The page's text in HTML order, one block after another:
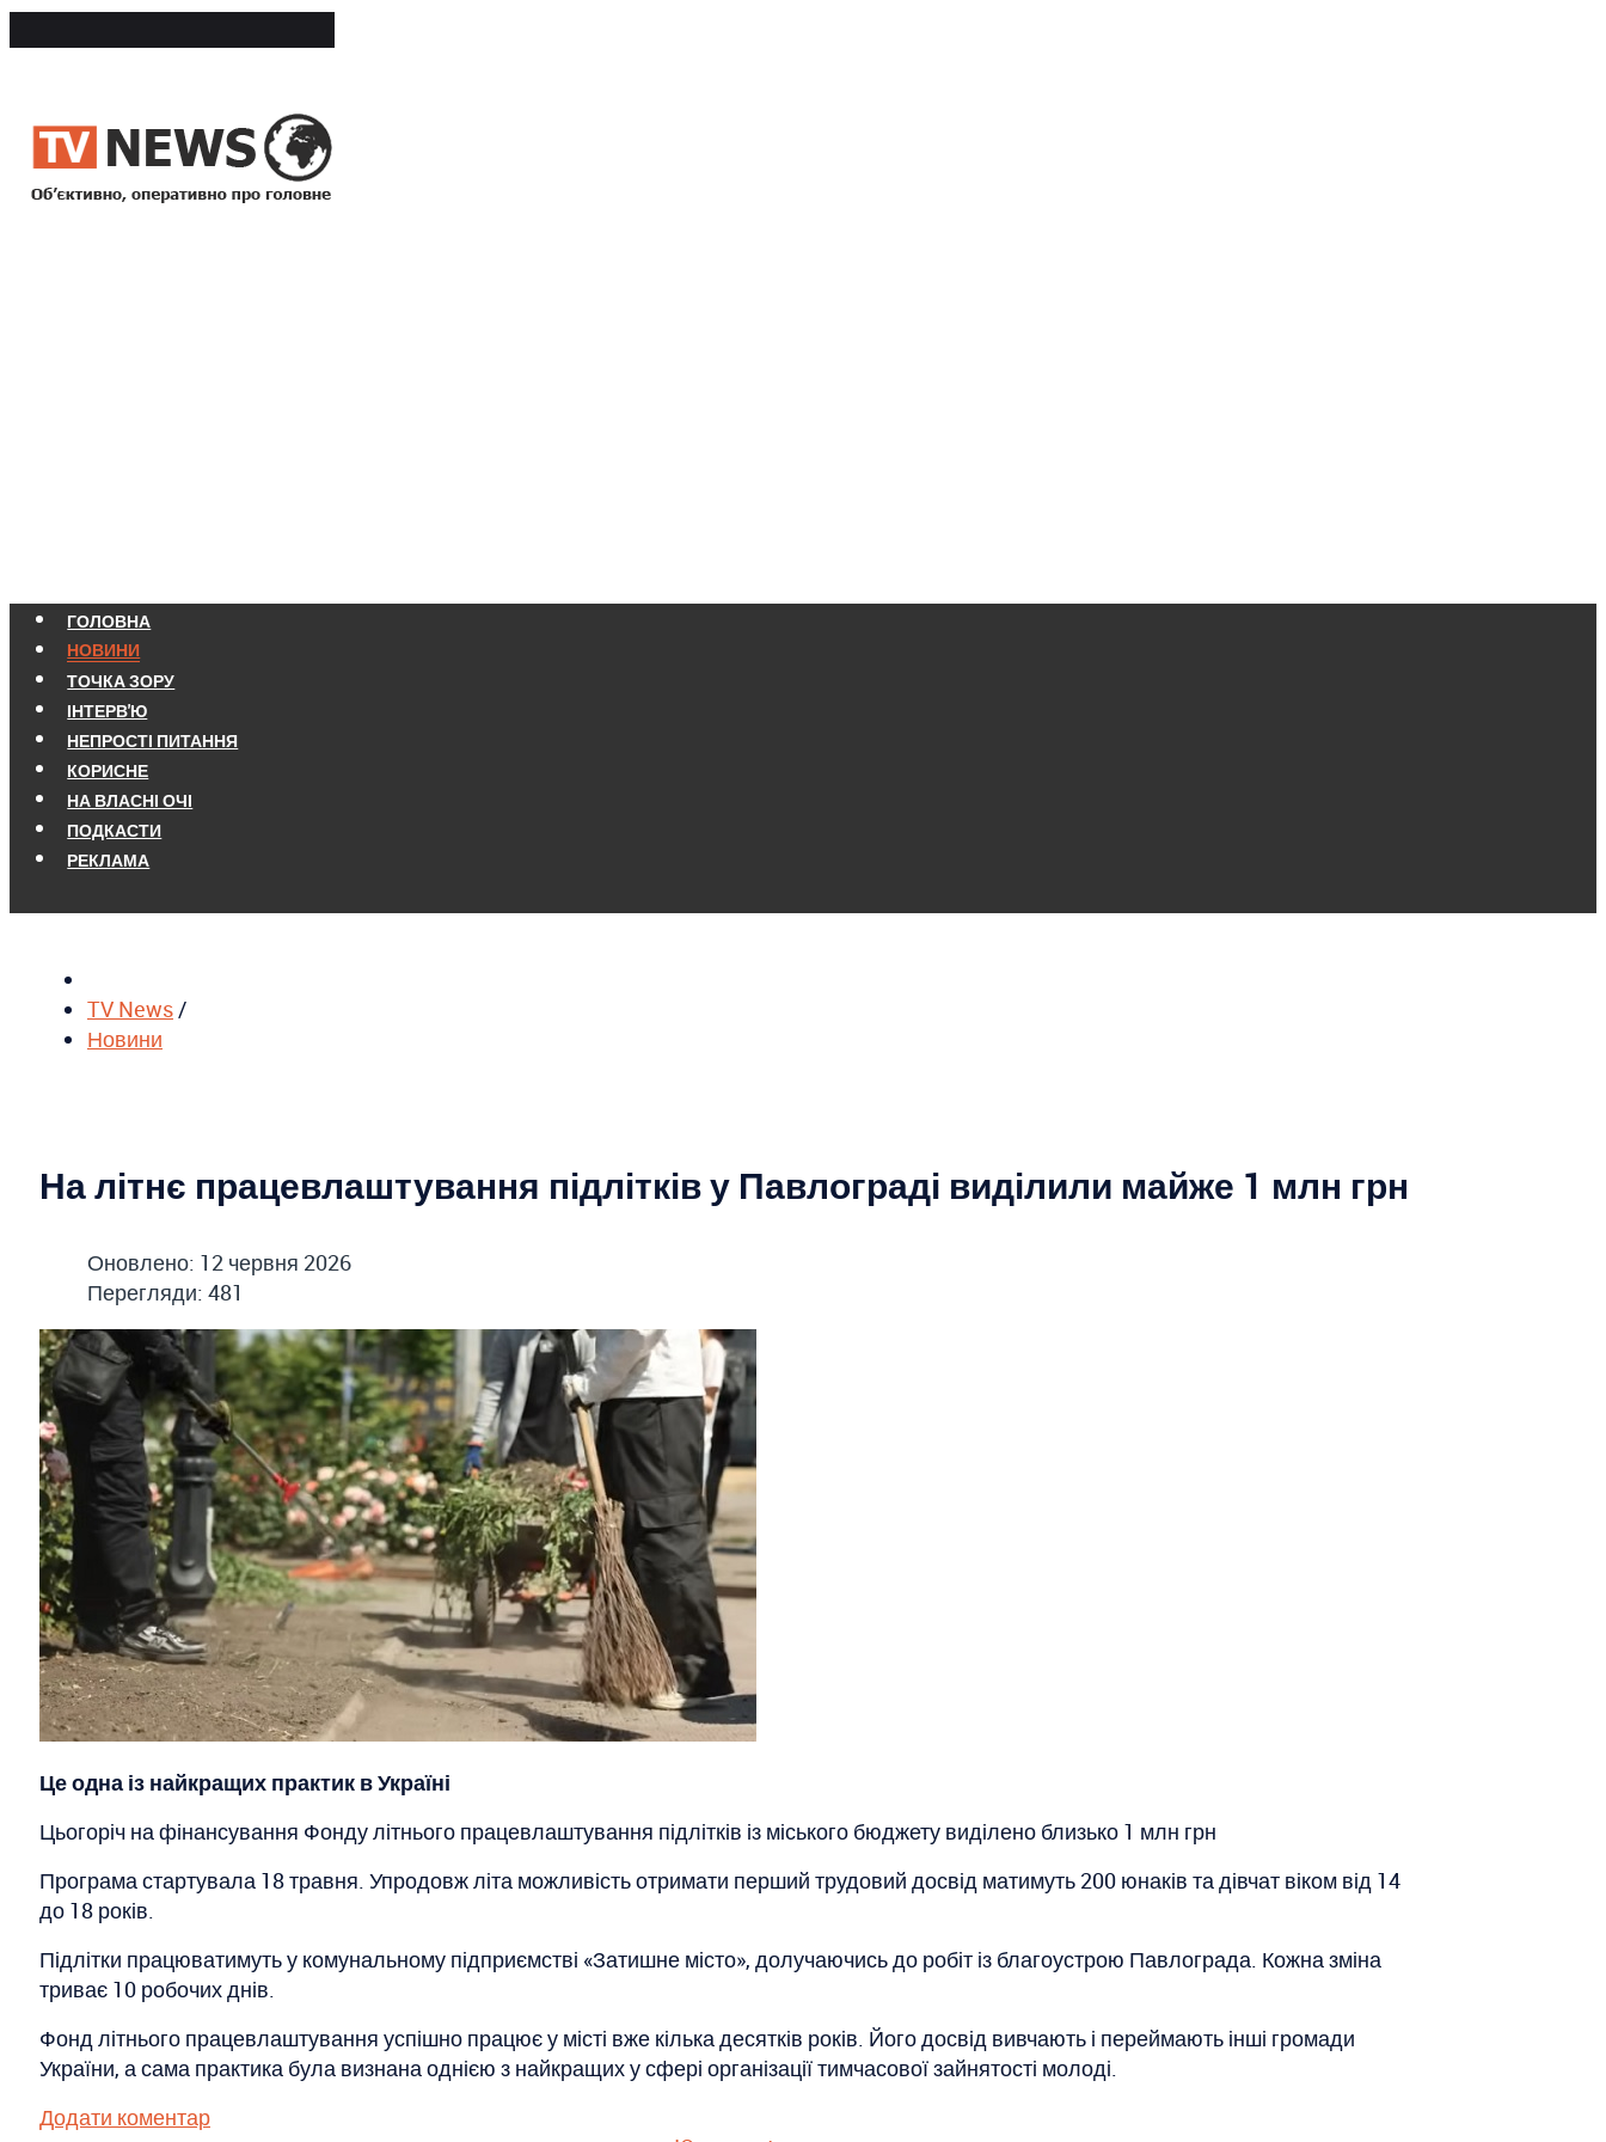
ГОЛОВНА
НОВИНИ
ТОЧКА ЗОРУ
ІНТЕРВ'Ю
НЕПРОСТІ ПИТАННЯ
КОРИСНЕ
НА ВЛАСНІ ОЧІ
ПОДКАСТИ
РЕКЛАМА
TV News /
Новини
На літнє працевлаштування підлітків у Павлограді виділили майже 1 млн грн
Оновлено: 12 червня 2026
Перегляди: 481
Це одна із найкращих практик в Україні
Цьогоріч на фінансування Фонду літнього працевлаштування підлітків із міського бюджету виділено близько 1 млн грн
Програма стартувала 18 травня. Упродовж літа можливість отримати перший трудовий досвід матимуть 200 юнаків та дівчат віком від 14
до 18 років.
Підлітки працюватимуть у комунальному підприємстві «Затишне місто», долучаючись до робіт із благоустрою Павлограда. Кожна зміна
триває 10 робочих днів.
Фонд літнього працевлаштування успішно працює у місті вже кілька десятків років. Його досвід вивчають і переймають інші громади
України, а сама практика була визнана однією з найкращих у сфері організації тимчасової зайнятості молоді.
Додати коментар